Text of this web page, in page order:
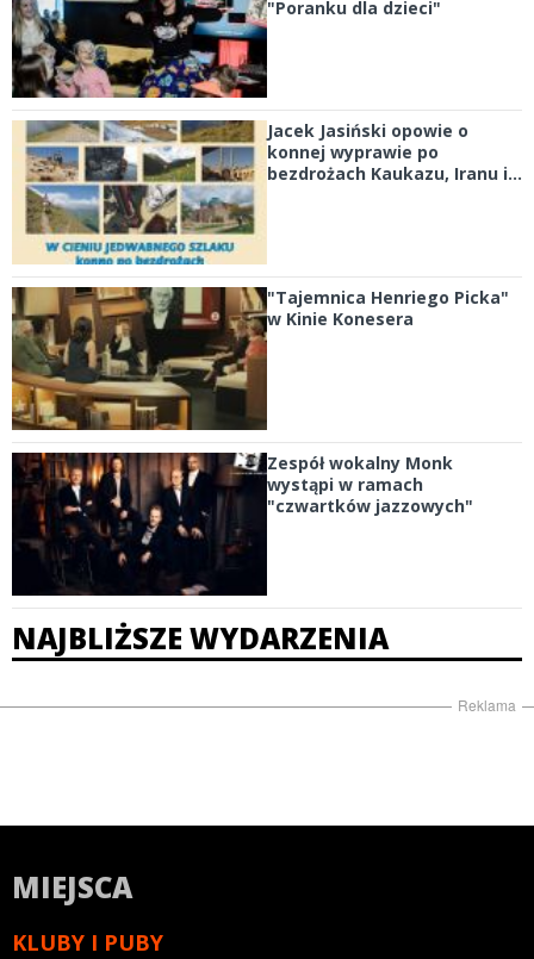
"Poranku dla dzieci"
Jacek Jasiński opowie o
konnej wyprawie po
bezdrożach Kaukazu, Iranu i...
"Tajemnica Henriego Picka"
w Kinie Konesera
Zespół wokalny Monk
wystąpi w ramach
"czwartków jazzowych"
NAJBLIŻSZE WYDARZENIA
Reklama
MIEJSCA
KLUBY I PUBY